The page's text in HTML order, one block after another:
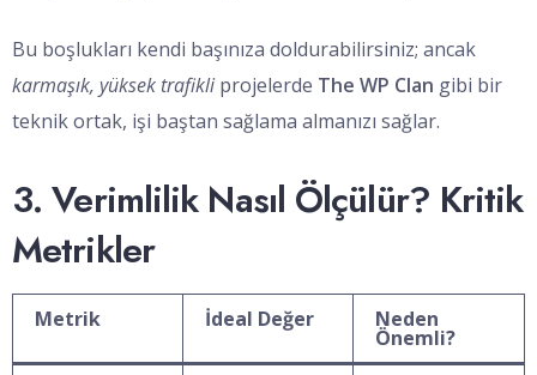
Bu boşlukları kendi başınıza doldurabilirsiniz; ancak
karmaşık, yüksek trafikliprojelerde The WP Clan gibi bir
teknik ortak, işi baştan sağlama almanızı sağlar.
3. Verimlilik Nasıl Ölçülür? Kritik
Metrikler
Metrik İdeal Değer Neden
Önemli?